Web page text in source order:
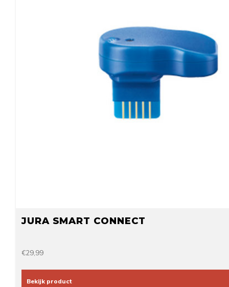
JURA SMART CONNECT
€29,99
Bekijk product